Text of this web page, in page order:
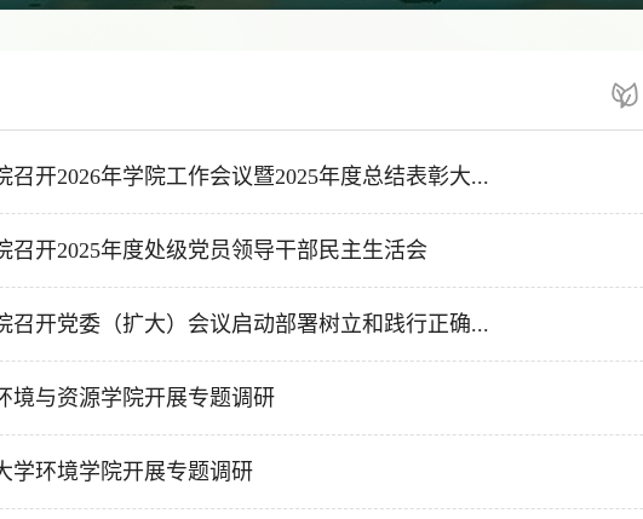
召开2026年学院工作会议暨2025年度总结表彰大...
召开2025年度处级党员领导干部民主生活会
召开党委（扩大）会议启动部署树立和践行正确...
境与资源学院开展专题调研
学环境学院开展专题调研